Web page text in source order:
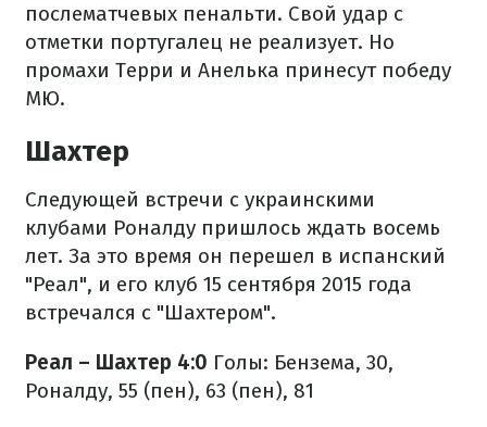
послематчевых пенальти. Свой удар с
отметки португалец не реализует. Но
промахи Терри и Анелька принесут победу
МЮ.
Шахтер
Следующей встречи с украинскими
клубами Роналду пришлось ждать восемь
лет. За это время он перешел в испанский
"Реал", и его клуб 15 сентября 2015 года
встречался с "Шахтером".
Реал – Шахтер 4:0 Голы: Бензема, 30,
Роналду, 55 (пен), 63 (пен), 81